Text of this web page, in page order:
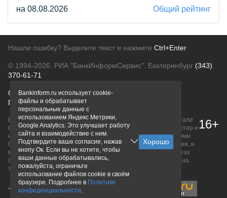
на 08.08.2026 Общий рейтинг
Нашли ошибку? Выделите текст и нажмите Ctrl+Enter
© 1994-2026. РИА "БанкИнформСервис". Екатеринбург (343)
370-61-71
О проектеПолитика конфиденциальности
Правовая информацияДля рекламодателей
Вся информация о продуктах банков, размещенная на портале
bankinform.ru, носит исключительно ознакомительный характер и
не является публичной офертой, определяемой положениями
ГК РФ. Информация не содержит точного и полного описания, и
может быть изменена. Конечные условия уточняйте на сайтах
банков или при личном обращении. Исключительное право на
товарные знаки принадлежит их правообладателям.
16+
Bankinform.ru использует cookie-
файлы и обрабатывает
персональные данные с
использованием Яндекс Метрики,
Google Analytics. Это улучшает работу
сайта и взаимодействие с ним.
Подтвердите ваше согласие, нажав
кнопу Ок. Если вы не хотите, чтобы
ваши данные обрабатывались,
пожалуйста, ограничьте
использование файлов cookie в своём
браузере. Подробнее в Политике
конфиденциальности.